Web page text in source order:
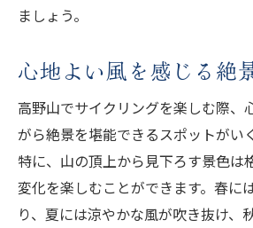
ましょう。
心地よい風を感じる絶
高野山でサイクリングを楽しむ際、
がら絶景を堪能できるスポットがい
特に、山の頂上から見下ろす景色は
変化を楽しむことができます。春に
り、夏には涼やかな風が吹き抜け、